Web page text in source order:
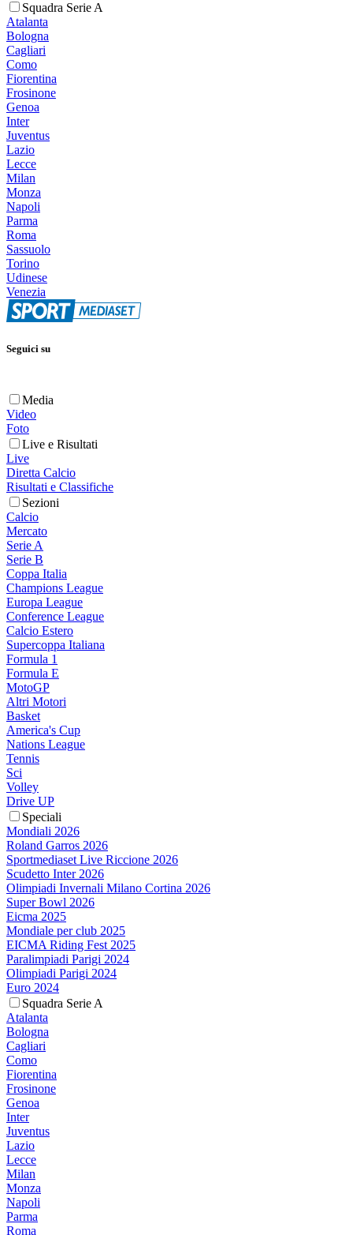
Squadra Serie A
Atalanta
Bologna
Cagliari
Como
Fiorentina
Frosinone
Genoa
Inter
Juventus
Lazio
Lecce
Milan
Monza
Napoli
Parma
Roma
Sassuolo
Torino
Udinese
Venezia
Seguici su
Media
Video
Foto
Live e Risultati
Live
Diretta Calcio
Risultati e Classifiche
Sezioni
Calcio
Mercato
Serie A
Serie B
Coppa Italia
Champions League
Europa League
Conference League
Calcio Estero
Supercoppa Italiana
Formula 1
Formula E
MotoGP
Altri Motori
Basket
America's Cup
Nations League
Tennis
Sci
Volley
Drive UP
Speciali
Mondiali 2026
Roland Garros 2026
Sportmediaset Live Riccione 2026
Scudetto Inter 2026
Olimpiadi Invernali Milano Cortina 2026
Super Bowl 2026
Eicma 2025
Mondiale per club 2025
EICMA Riding Fest 2025
Paralimpiadi Parigi 2024
Olimpiadi Parigi 2024
Euro 2024
Squadra Serie A
Atalanta
Bologna
Cagliari
Como
Fiorentina
Frosinone
Genoa
Inter
Juventus
Lazio
Lecce
Milan
Monza
Napoli
Parma
Roma